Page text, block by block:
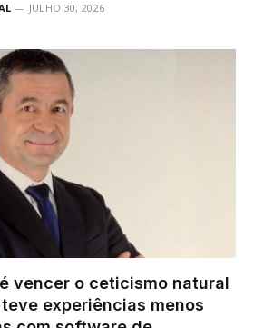
JULHO 30, 2026
vencer o ceticismo natural
experiências menos